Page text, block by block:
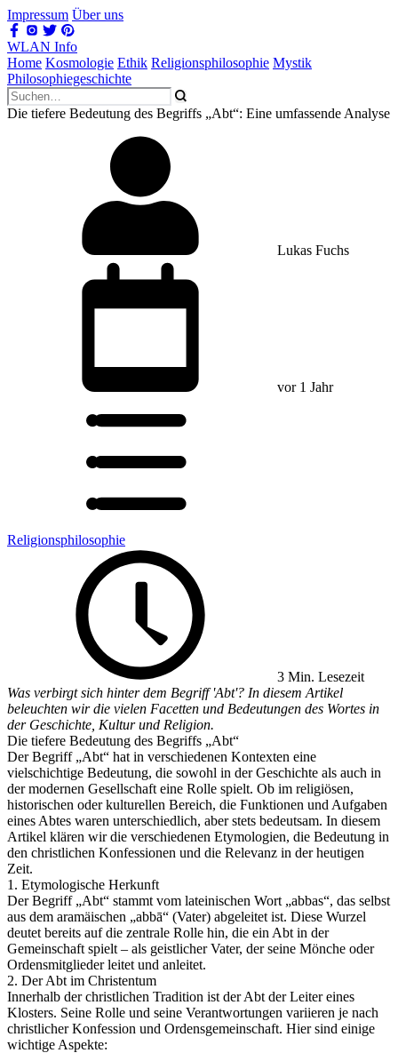
Impressum Über uns
WLAN Info
Home Kosmologie Ethik Religionsphilosophie Mystik
Philosophiegeschichte
Die tiefere Bedeutung des Begriffs „Abt“: Eine umfassende Analyse
Lukas Fuchs
vor 1 Jahr
Religionsphilosophie
3 Min. Lesezeit
Was verbirgt sich hinter dem Begriff 'Abt'? In diesem Artikel
beleuchten wir die vielen Facetten und Bedeutungen des Wortes in
der Geschichte, Kultur und Religion.
Die tiefere Bedeutung des Begriffs „Abt“
Der Begriff „Abt“ hat in verschiedenen Kontexten eine
vielschichtige Bedeutung, die sowohl in der Geschichte als auch in
der modernen Gesellschaft eine Rolle spielt. Ob im religiösen,
historischen oder kulturellen Bereich, die Funktionen und Aufgaben
eines Abtes waren unterschiedlich, aber stets bedeutsam. In diesem
Artikel klären wir die verschiedenen Etymologien, die Bedeutung in
den christlichen Konfessionen und die Relevanz in der heutigen
Zeit.
1. Etymologische Herkunft
Der Begriff „Abt“ stammt vom lateinischen Wort „abbas“, das selbst
aus dem aramäischen „abbā“ (Vater) abgeleitet ist. Diese Wurzel
deutet bereits auf die zentrale Rolle hin, die ein Abt in der
Gemeinschaft spielt – als geistlicher Vater, der seine Mönche oder
Ordensmitglieder leitet und anleitet.
2. Der Abt im Christentum
Innerhalb der christlichen Tradition ist der Abt der Leiter eines
Klosters. Seine Rolle und seine Verantwortungen variieren je nach
christlicher Konfession und Ordensgemeinschaft. Hier sind einige
wichtige Aspekte: